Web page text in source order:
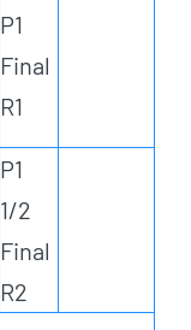
P1
Final
R1
P1
1/2
Final
R2